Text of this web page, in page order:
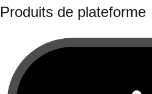
Produits de plateforme